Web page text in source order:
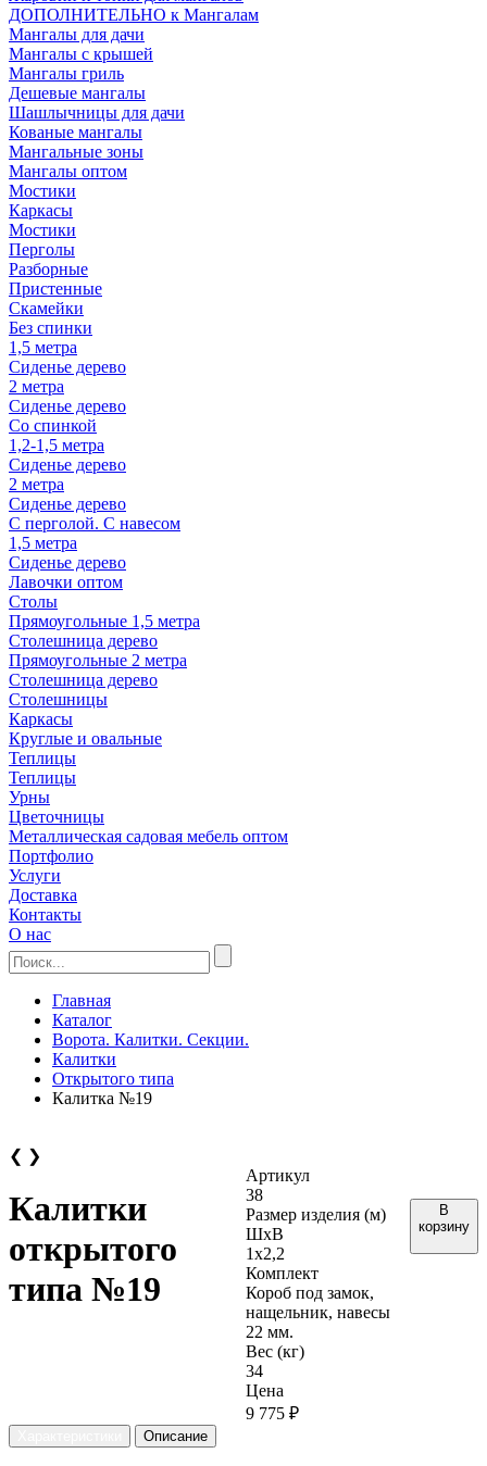
ДОПОЛНИТЕЛЬНО к Мангалам
Мангалы для дачи
Мангалы с крышей
Мангалы гриль
Дешевые мангалы
Шашлычницы для дачи
Кованые мангалы
Мангальные зоны
Мангалы оптом
Мостики
Каркасы
Мостики
Перголы
Разборные
Пристенные
Скамейки
Без спинки
1,5 метра
Сиденье дерево
2 метра
Сиденье дерево
Со спинкой
1,2-1,5 метра
Сиденье дерево
2 метра
Сиденье дерево
С перголой. С навесом
1,5 метра
Сиденье дерево
Лавочки оптом
Столы
Прямоугольные 1,5 метра
Столешница дерево
Прямоугольные 2 метра
Столешница дерево
Столешницы
Каркасы
Круглые и овальные
Теплицы
Теплицы
Урны
Цветочницы
Металлическая садовая мебель оптом
Портфолио
Услуги
Доставка
Контакты
О нас
Главная
Каталог
Ворота. Калитки. Секции.
Калитки
Открытого типа
Калитка №19
❮ ❯
Калитки
открытого
типа №19
Артикул
38
Размер изделия (м)
ШхВ
1х2,2
Комплект
Короб под замок,
нащельник, навесы
22 мм.
Вес (кг)
34
Цена
9 775 ₽
В
корзину
Описание